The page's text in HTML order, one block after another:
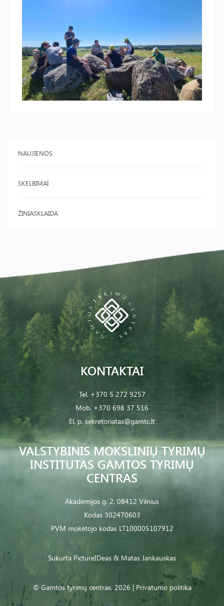
NAUJIENOS
SKELBIMAI
ŽINIASKLAIDA
VALSTYBINIS MOKSLINIŲ TYRIMŲ
INSTITUTAS GAMTOS TYRIMŲ
CENTRAS
Akademijos g. 2, 08412 Vilnius
Kodas 302470603
PVM mokėtojo kodas LT100005107912
KONTAKTAI
Tel. +370 5 272 9257
Mob. +370 698 37 516
El. p. sekretoriatas@gamtc.lt
© Gamtos tyrimų centras. 2026 | Privatumo politika
Sukurta PictureIDeas & Matas Jankauskas